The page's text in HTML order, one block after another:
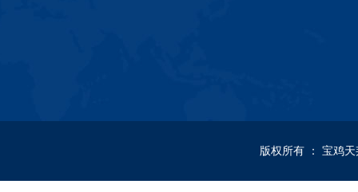
版权所有 ： 宝鸡